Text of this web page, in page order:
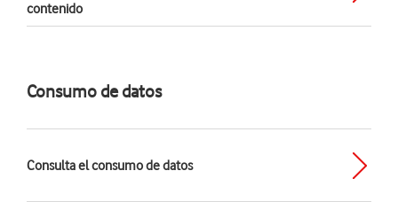
contenido
Consumo de datos
Consulta el consumo de datos